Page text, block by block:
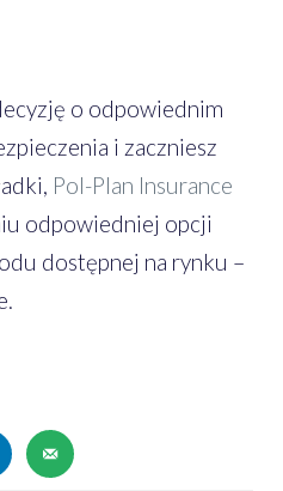
o odpowiednim
i zaczniesz
Pol-Plan Insurance
odpowiedniej opcji
dostępnej na rynku –